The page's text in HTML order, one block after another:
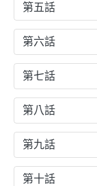
第五話
第六話
第七話
第八話
第九話
第十話